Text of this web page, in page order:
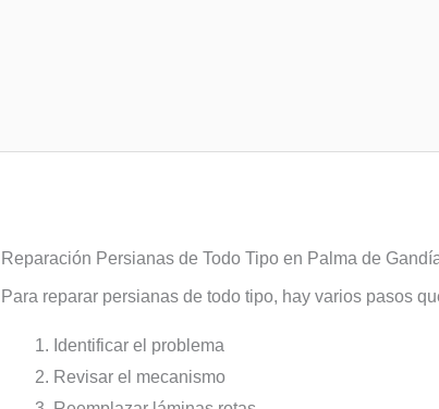
Reparación Persianas de Todo Tipo en Palma de
Para reparar persianas de todo tipo, hay varios pasos
Identificar el problema
Revisar el mecanismo